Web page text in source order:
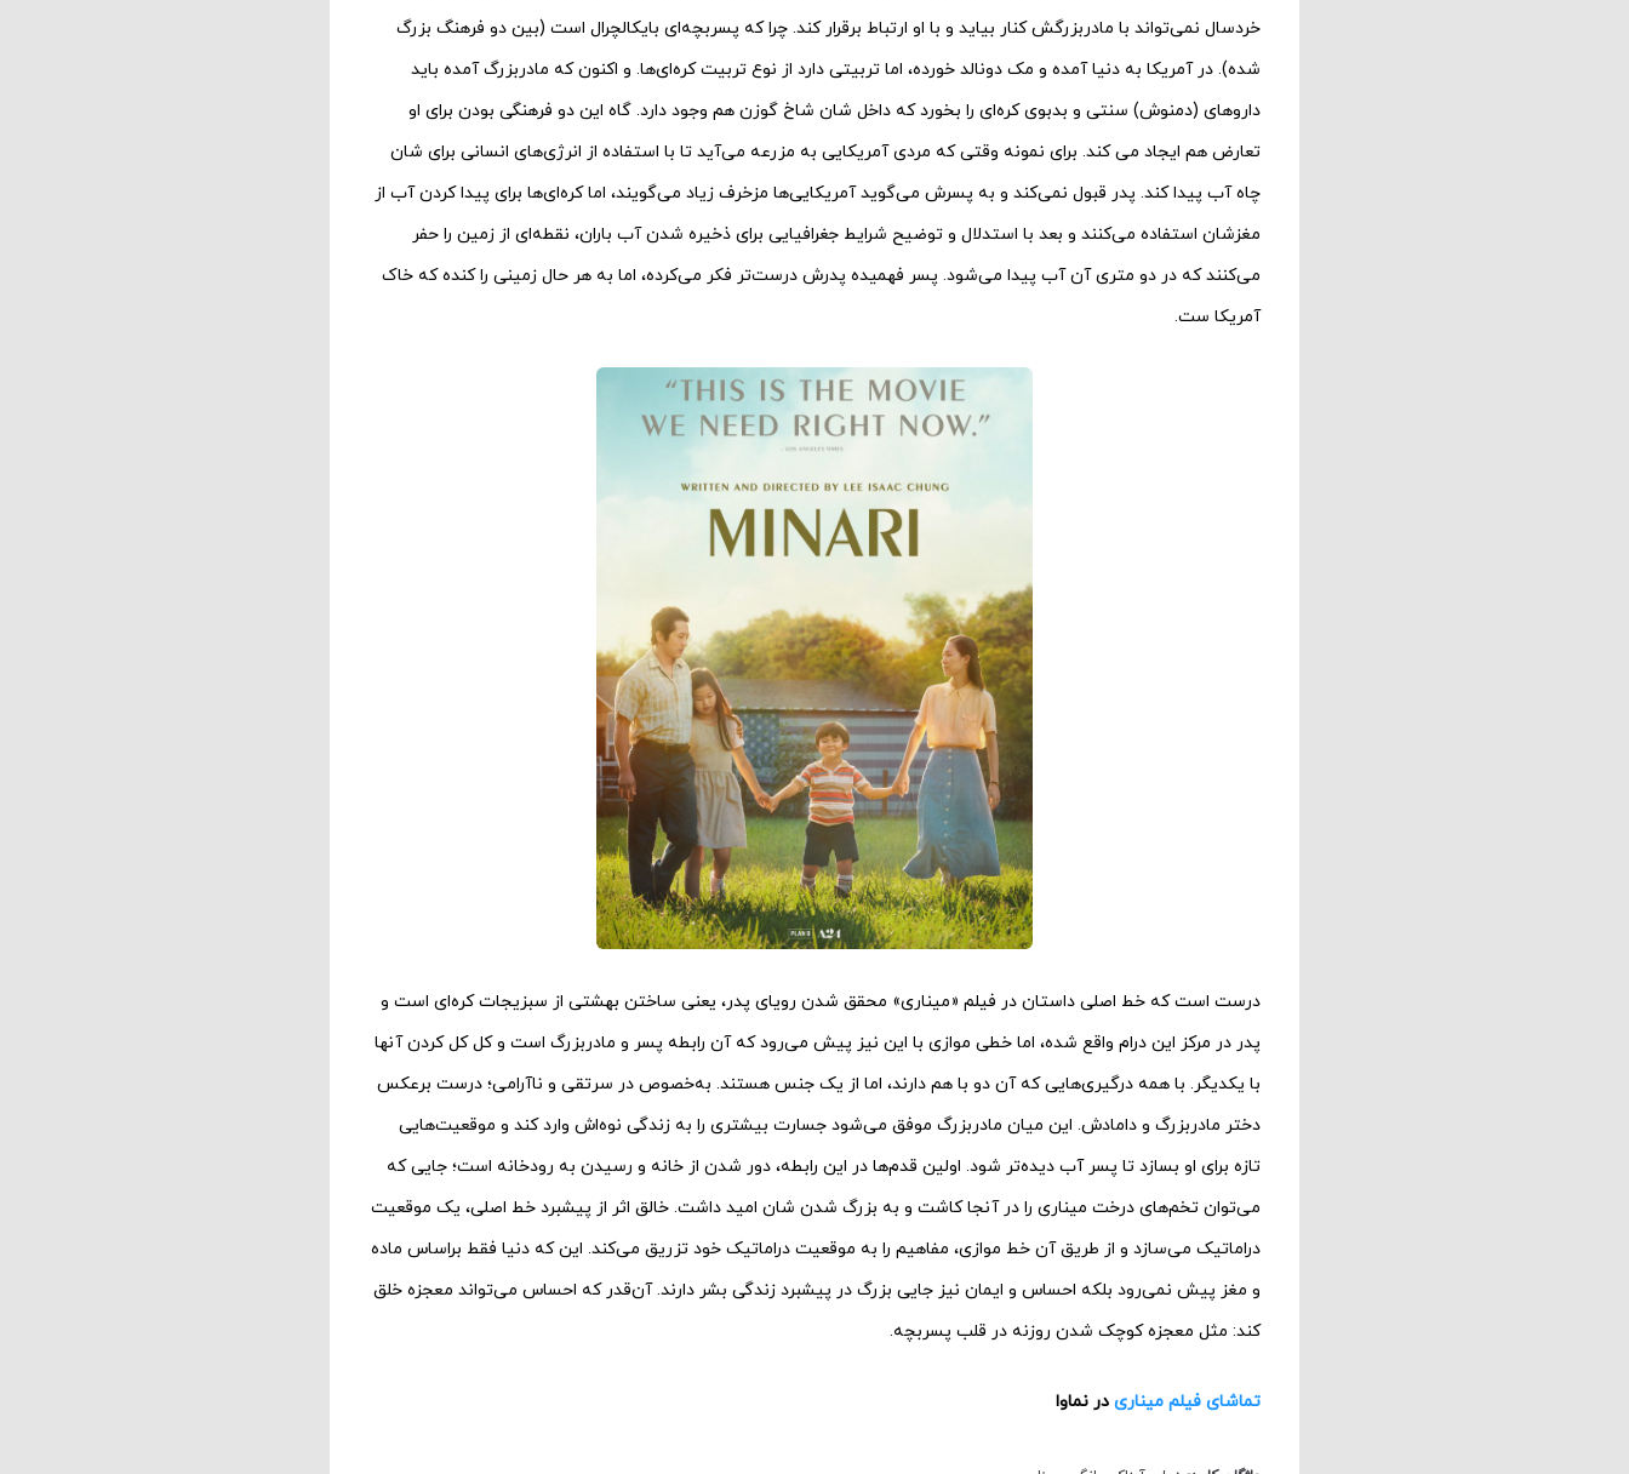
خردسال نمی‌تواند با مادربزرگش کنار بیاید و با او ارتباط برقرار کند. چرا که پسربچه‌ای بایکالچرال است (بین دو فرهنگ بزرگ
شده). در آمریکا به دنیا آمده و مک دونالد خورده، اما تربیتی دارد از نوع تربیت کره‌ای‌ها. و اکنون که مادربزرگ آمده باید
داروهای (دمنوش) سنتی و بدبوی کره‌ای را بخورد که داخل شان شاخ گوزن هم وجود دارد. گاه این دو فرهنگی بودن برای او
تعارض هم ایجاد می کند. برای نمونه وقتی که مردی آمریکایی به مزرعه می‌آید تا با استفاده از انرژی‌های انسانی برای شان
چاه آب پیدا کند. پدر قبول نمی‌کند و به پسرش می‌گوید آمریکایی‌ها مزخرف زیاد می‌گویند، اما کره‌ای‌ها برای پیدا کردن آب از
مغزشان استفاده می‌کنند و بعد با استدلال و توضیح شرایط جغرافیایی برای ذخیره شدن آب باران، نقطه‌ای از زمین را حفر
می‌کنند که در دو متری آن آب پیدا می‌شود. پسر فهمیده پدرش درست‌تر فکر می‌کرده، اما به هر حال زمینی را کنده که خاک
آمریکا ست.
درست است که خط اصلی داستان در فیلم «میناری» محقق شدن رویای پدر، یعنی ساختن بهشتی از سبزیجات کره‌ای است و
پدر در مرکز این درام واقع شده، اما خطی موازی با این نیز پیش می‌رود که آن رابطه پسر و مادربزرگ است و کل کل کردن آنها
با یکدیگر. با همه درگیری‌هایی که آن دو با هم دارند، اما از یک جنس هستند. به‌خصوص در سرتقی و ناآرامی؛ درست برعکس
دختر مادربزرگ و دامادش. این میان مادربزرگ موفق می‌شود جسارت بیشتری را به زندگی نوه‌اش وارد کند و موقعیت‌هایی
تازه برای او بسازد تا پسر آب دیده‌تر شود. اولین قدم‌ها در این رابطه، دور شدن از خانه و رسیدن به رودخانه است؛ جایی که
می‌توان تخم‌های درخت میناری را در آنجا کاشت و به بزرگ شدن شان امید داشت. خالق اثر از پیشبرد خط اصلی، یک موقعیت
دراماتیک می‌سازد و از طریق آن خط موازی، مفاهیم را به موقعیت دراماتیک خود تزریق می‌کند. این که دنیا فقط براساس ماده
و مغز پیش نمی‌رود بلکه احساس و ایمان نیز جایی بزرگ در پیشبرد زندگی بشر دارند. آن‌قدر که احساس می‌تواند معجزه خلق
کند: مثل معجزه کوچک شدن روزنه در قلب پسربچه.
تماشای فیلم میناری در نماوا